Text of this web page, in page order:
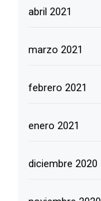
abril 2021
marzo 2021
febrero 2021
enero 2021
diciembre 2020